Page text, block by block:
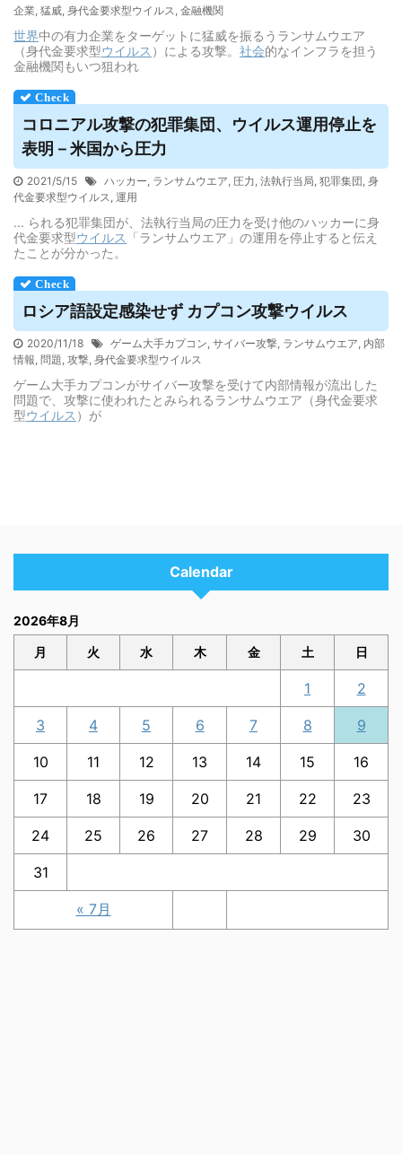
企業, 猛威, 身代金要求型ウイルス, 金融機関
世界中の有力企業をターゲットに猛威を振るうランサムウエア
（身代金要求型ウイルス ）による攻撃。 社会的なインフラを担う
金融機関もいつ狙われ
コロニアル攻撃の犯罪集団、 ウイルス運用停止を
表明－米国から圧力
2021/5/15 ハッカー, ランサムウエア, 圧力, 法執行当局, 犯罪集団, 身
代金要求型ウイルス, 運用
... られる犯罪集団が、法執行当局の圧力を受け他のハッカーに身
代金要求型ウイルス 「ランサムウエア」の運用を停止すると伝え
たことが分かった。
ロシア語設定感染せず カプコン攻撃ウイルス
2020/11/18 ゲーム大手カプコン, サイバー攻撃, ランサムウエア, 内部
情報, 問題, 攻撃, 身代金要求型ウイルス
ゲーム大手カプコンがサイバー攻撃を受けて内部情報が流出した
問題で、攻撃に使われたとみられるランサムウエア（身代金要求
型ウイルス ）が
Calendar
2026年8月
月 火 水 木 金 土 日
« 7月
1 2
3 4 5 6 7 8 9
10 11 12 13 14 15 16
17 18 19 20 21 22 23
24 25 26 27 28 29 30
31